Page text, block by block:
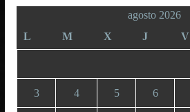
agosto 2026
L
M X J V
3 4 5 6